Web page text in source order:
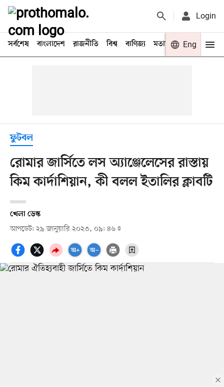
Login
সর্বশেষ বাংলাদেশ রাজনীতি বিশ্ব বাণিজ্য মতামত খেলা
Eng
ফুটবল
রোমার জার্সিতে লস অ্যাঞ্জেলেসের রাস্তায়
কিম কার্দাশিয়ান, কী বলল ইতালির ক্লাবটি
খেলা ডেস্ক
আপডেট: ২৯ জানুয়ারি ২০২৩, ০৯: ৪৬